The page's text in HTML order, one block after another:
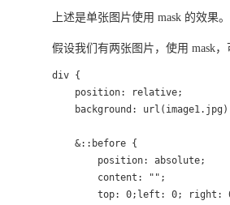
上述是单张图片使用 mask 的效果
假设我们有两张图片，使用 mask
div {
    position: relative;
background:
    &::before {
        position: absolute;
        content: "";
top: 0;left: 0; right: